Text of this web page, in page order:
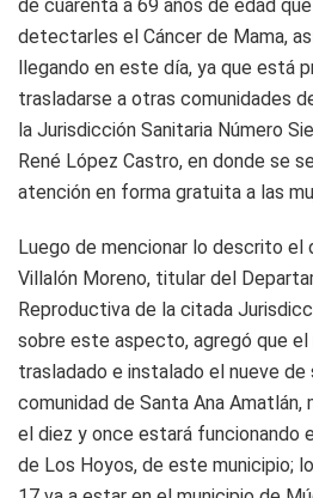
de cuarenta a 69 años de edad
detectarles el Cáncer de Mama,
llegando en este día, ya que está
trasladarse a otras comunidades
la Jurisdicción Sanitaria Número
René López Castro, en donde se
atención en forma gratuita a las
Luego de mencionar lo descrito el
Villalón Moreno, titular del
Reproductiva de la citada
sobre este aspecto, agregó que
trasladado e instalado el nueve
comunidad de Santa Ana Amatlán,
el diez y once estará funcionando
de Los Hoyos, de este municipio;